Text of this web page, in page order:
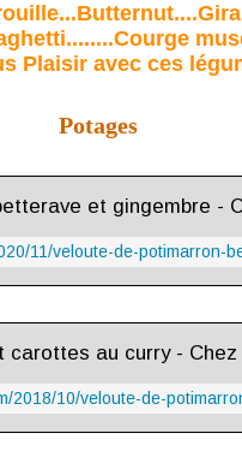
Plaisir avec ces
Potages
et gingembre -
11/veloute-de-potimarron-
carottes au curry - Chez
2018/10/veloute-de-